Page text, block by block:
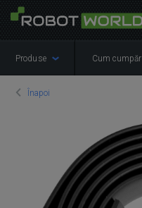
Produse Cum cumpăr
Înapoi